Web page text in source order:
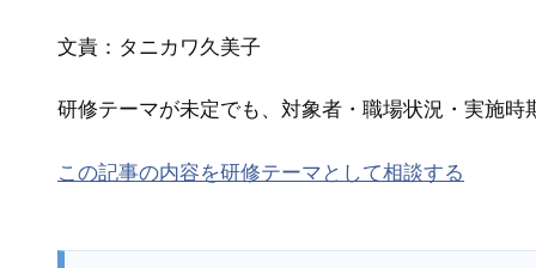
文責：タニカワ久美子
研修テーマが未定でも、対象者・職場状況・実施時
この記事の内容を研修テーマとして相談する